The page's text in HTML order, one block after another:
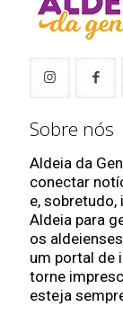
Sobre nós
Aldeia da
conectar
e,
Aldeia para
os
um portal de
torne
esteja